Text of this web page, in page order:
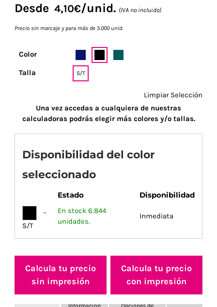
Desde 4,10€/unid. (IVA no incluido)
Precio sin marcaje y para más de 5.000 unid.
Color
Talla S/T
Limpiar Selección
Una vez accedas a cualquiera de nuestras
calculadoras podrás elegir más colores y/o tallas.
Disponibilidad del color
seleccionado
Estado Disponibilidad
-
S/T
En stock 6.844
unidades.
Inmediata
Calcula tu precio
sin impresión
Calcula tu precio
con impresión
Información
Opciones de